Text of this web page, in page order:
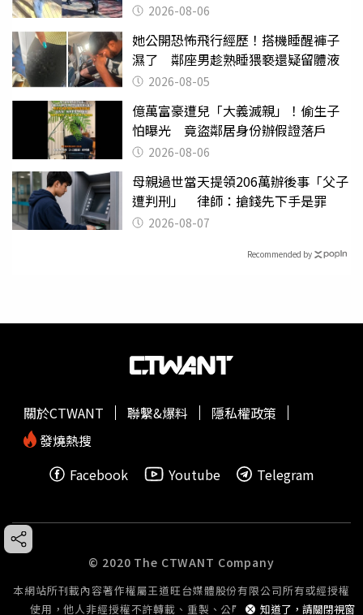
2026-08-06
她公開恐怖飛行經歷！搭機睡醒褲子
濕了 鄰座男趁熟睡猥褻還疑留體液
2026-08-05
億萬富豪遭兒「大義滅親」！偷生子
怕曝光 竟盜鄰居身份辦假證落戶
2026-08-06
母親過世當天提領206萬辦後事「父子
遭判刑」 律師：搶錢先下手是罪
2026-08-07
Recommended by
知道了，請關閉視窗
關於CTWANT 聯繫&爆料
隱私權政策
發燒熱搜
Facebook
Youtube Telegram
© 2020 The CTWANT Company
本網站所刊載內容著作權屬王道旺台媒體股份有限公司所有或經授權
使用，他人非經授權不許轉載、重製、公開播送或公開傳輸。